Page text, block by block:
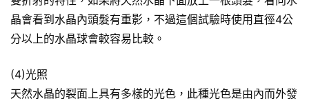
晶會看到水晶內頭髮有重影，不過這個試驗時使用直徑4公
分以上的水晶球會較容易比較。
(4)光照
天然水晶的裂面上具有多樣的光色，此種光色是由內而外發